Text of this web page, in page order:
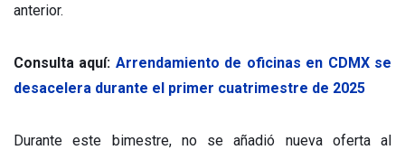
anterior.
Consulta aquí: Arrendamiento de oficinas en CDMX se
desacelera durante el primer cuatrimestre de 2025
Durante este bimestre, no se añadió nueva oferta al